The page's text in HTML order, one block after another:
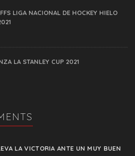
LIGA NACIONAL DE HOCKEY HIELO
LA STANLEY CUP 2021
LA VICTORIA ANTE UN MUY BUEN